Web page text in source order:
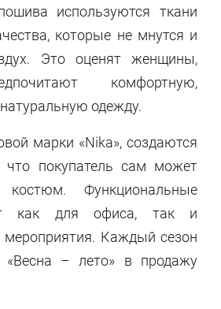
используются ткани
которые не мнутся и
Это оценят женщины,
комфортную,
одежду.
марки «Nika», создаются
что покупатель сам может
костюм. Функциональные
как для офиса, так и
мероприятия. Каждый сезон
«Весна – лето» в продажу